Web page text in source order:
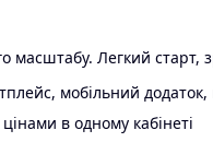
масштабу. Легкий старт,
мобільний
в одному кабінеті